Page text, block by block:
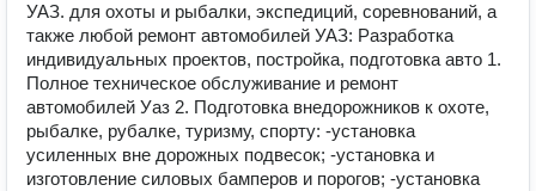
УАЗ. для охоты и рыбалки, экспедиций, соревнований, а
также любой ремонт автомобилей УАЗ: Разработка
индивидуальных проектов, постройка, подготовка авто 1.
Полное техническое обслуживание и ремонт
автомобилей Уаз 2. Подготовка внедорожников к охоте,
рыбалке, рубалке, туризму, спорту: -установка
усиленных вне дорожных подвесок; -установка и
изготовление силовых бамперов и порогов; -установка